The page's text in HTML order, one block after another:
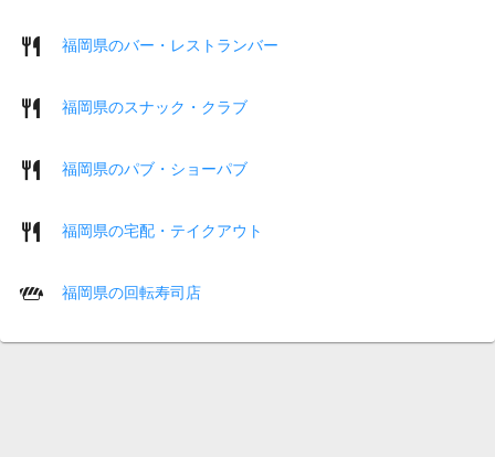
福岡県のバー・レストランバー
福岡県のスナック・クラブ
福岡県のパブ・ショーパブ
福岡県の宅配・テイクアウト
福岡県の回転寿司店